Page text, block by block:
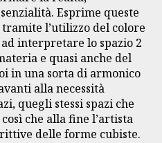
Esprime queste
l’utilizzo del colore
interpretare lo spazio 2
e quasi anche del
in una sorta di armonico
alla necessità
quegli stessi spazi che
che alla fine l’artista
delle forme cubiste.